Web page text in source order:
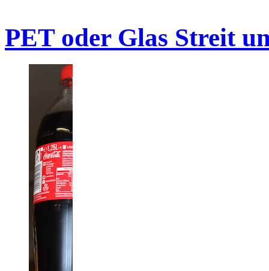
PET oder Glas Streit